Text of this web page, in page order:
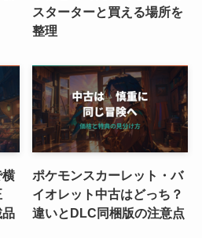
スターターと買える場所を
整理
ポケモンスカーレット・バ
イオレット中古はどっち？
違いとDLC同梱版の注意点